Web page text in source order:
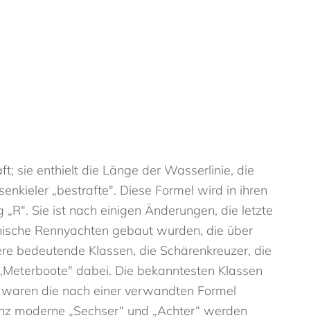
sie enthielt die Länge der Wasserlinie, die
„bestrafte". Diese Formel wird in ihren
Sie ist nach einigen Änderungen, die letzte
Rennyachten gebaut wurden, die über
bedeutende Klassen, die Schärenkreuzer, die
dabei. Die bekanntesten Klassen
die nach einer verwandten Formel
„Sechser“ und „Achter“ werden